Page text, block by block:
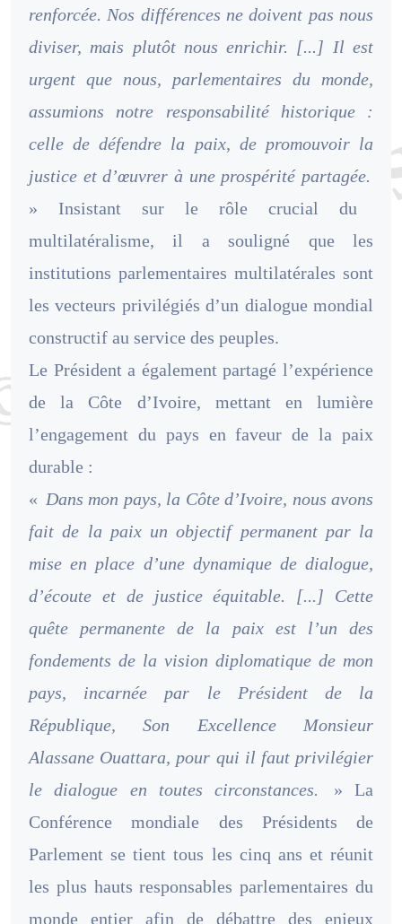
renforcée. Nos différences ne doivent pas nous
diviser, mais plutôt nous enrichir. [...] Il est
urgent que nous, parlementaires du monde,
assumions notre responsabilité historique :
celle de défendre la paix, de promouvoir la
justice et d’œuvrer à une prospérité partagée.
» Insistant sur le rôle crucial du
multilatéralisme, il a souligné que les
institutions parlementaires multilatérales sont
les vecteurs privilégiés d’un dialogue mondial
constructif au service des peuples.
Le Président a également partagé l’expérience
de la Côte d’Ivoire, mettant en lumière
l’engagement du pays en faveur de la paix
durable :
« Dans mon pays, la Côte d’Ivoire, nous avons
fait de la paix un objectif permanent par la
mise en place d’une dynamique de dialogue,
d’écoute et de justice équitable. [...] Cette
quête permanente de la paix est l’un des
fondements de la vision diplomatique de mon
pays, incarnée par le Président de la
République, Son Excellence Monsieur
Alassane Ouattara, pour qui il faut privilégier
le dialogue en toutes circonstances.
» La
Conférence mondiale des Présidents de
Parlement se tient tous les cinq ans et réunit
les plus hauts responsables parlementaires du
monde entier afin de débattre des enjeux